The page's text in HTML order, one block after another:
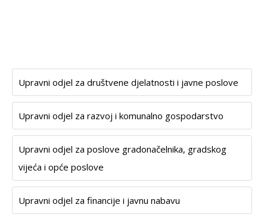
Upravni odjel za društvene djelatnosti i javne poslove
Upravni odjel za razvoj i komunalno gospodarstvo
Upravni odjel za poslove gradonačelnika, gradskog
vijeća i opće poslove
Upravni odjel za financije i javnu nabavu